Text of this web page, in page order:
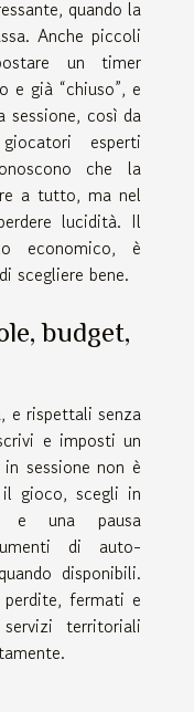
quando la
Anche piccoli
un timer
e già “chiuso”, e
sessione, così da
esperti
che la
a tutto, ma nel
lucidità. Il
economico, è
scegliere bene.
budget,
e rispettali senza
e imposti un
sessione non è
il gioco, scegli in
e una pausa
di auto-
disponibili.
fermati e
territoriali